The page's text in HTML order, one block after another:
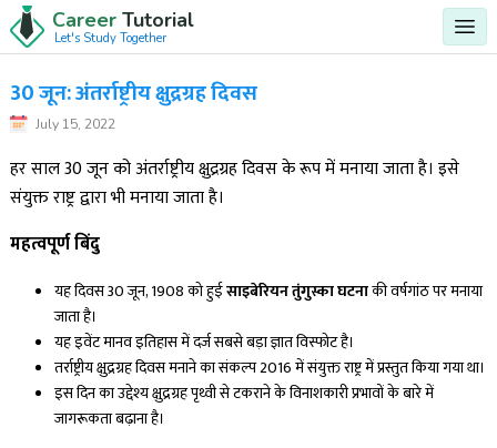
Career Tutorial
Let's Study Together
30 जून: अंतर्राष्ट्रीय क्षुद्रग्रह दिवस
July 15, 2022
हर साल 30 जून को अंतर्राष्ट्रीय क्षुद्रग्रह दिवस के रूप में मनाया जाता है। इसे
संयुक्त राष्ट्र द्वारा भी मनाया जाता है।
महत्वपूर्ण बिंदु
यह दिवस 30 जून, 1908 को हुईसाइबेरियन तुंगुस्का घटनाकी वर्षगांठ पर मनाया
जाता है।
यह इवेंट मानव इतिहास में दर्ज सबसे बड़ा ज्ञात विस्फोट है।
तर्राष्ट्रीय क्षुद्रग्रह दिवस मनाने का संकल्प 2016 में संयुक्त राष्ट्र में प्रस्तुत किया गया था।
इस दिन का उद्देश्य क्षुद्रग्रह पृथ्वी से टकराने के विनाशकारी प्रभावों के बारे में
जागरूकता बढ़ाना है।